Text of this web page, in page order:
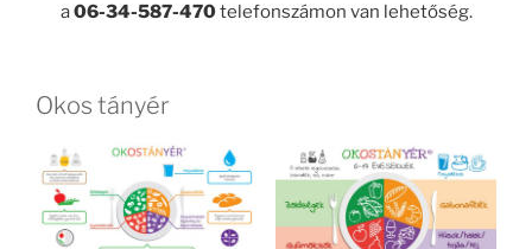
a06-34-587-470telefonszámon van lehetőség.
Okos tányér